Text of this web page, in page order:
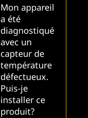
Mon appareil
a été
diagnostiqué
avec un
capteur de
température
défectueux.
Puis-je
installer ce
produit?